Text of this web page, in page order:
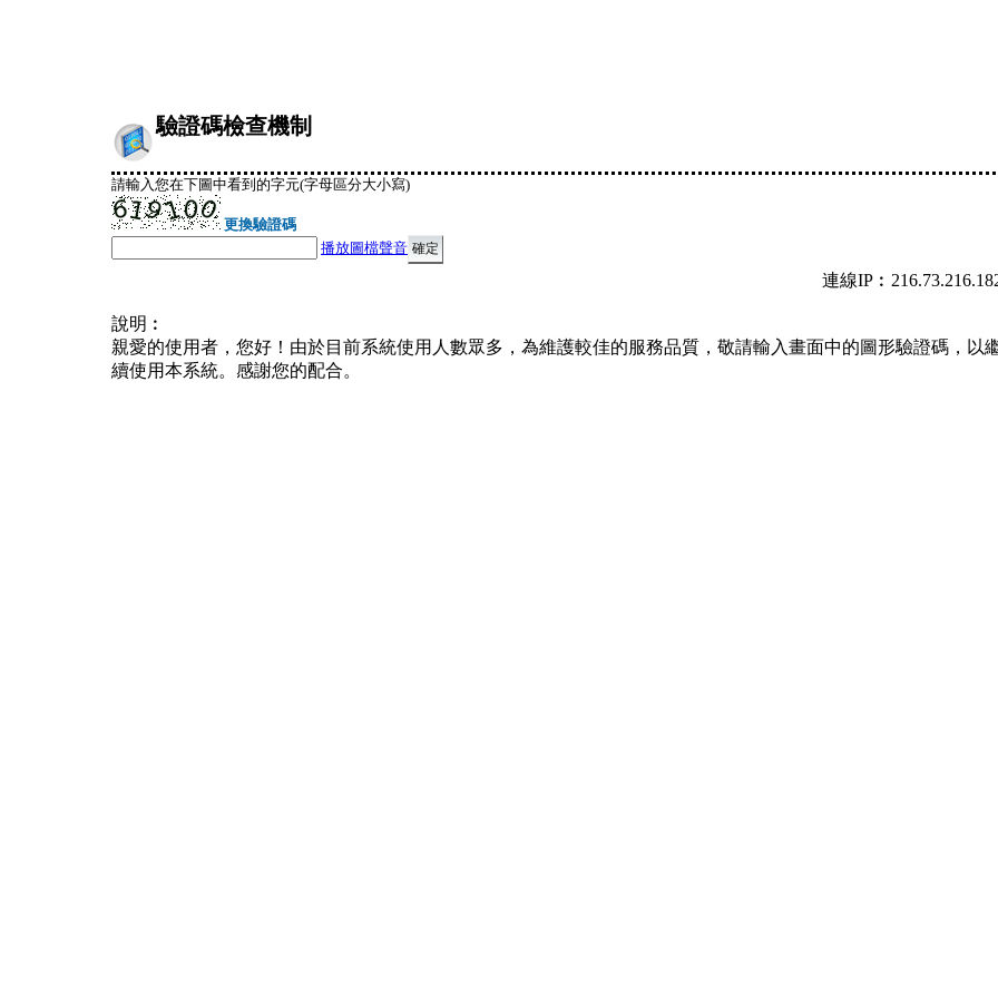
驗證碼檢查機制
請輸入您在下圖中看到的字元(字母區分大小寫)
更換驗證碼
播放圖檔聲音
連線
說明︰
親愛的使用者，您好！由於目前系統使用人數眾多，為維護較佳的服務品質，敬請輸入畫面中的圖形驗證碼，以
續使用本系統。感謝您的配合。